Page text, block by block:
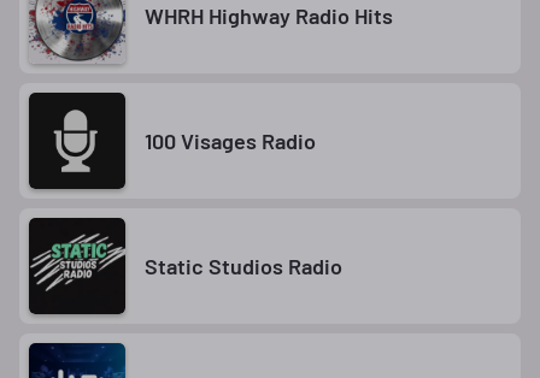
WHRH Highway Radio Hits
100 Visages Radio
Static Studios Radio